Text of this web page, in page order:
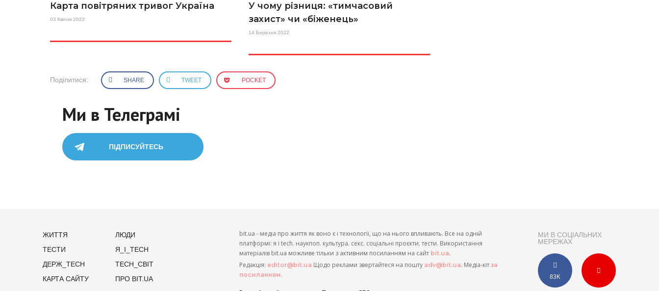
Карта повітряних тривог Україна
03 Квітня 2022
У чому різниця: «тимчасовий
захист» чи «біженець»
14 Березня 2022
Поділитися: SHARE TWEET POCKET
Ми в Телеграмі
ПІДПИСУЙТЕСЬ
ЖИТТЯ
ЛЮДИ
ТЕСТИ
Я_І_TECH
ДЕРЖ_TECH
TECH_СВІТ
КАРТА САЙТУ
ПРО BIT.UA
МИ В СОЦІАЛЬНИХ
МЕРЕЖАХ
83K
bit.ua - медіа про життя як воно є і технології, що на нього впливають. Все на одній
платформі: я і tech. наукпоп. культура. секс. соціальні проєкти. тести. Використання
матеріалів bit.ua можливе тільки з активним посиланням на сайт bit.ua.
Редакція: editor@bit.ua Щодо реклами звертайтеся на пошту adv@bit.ua. Медіа-кіт за
посиланням.